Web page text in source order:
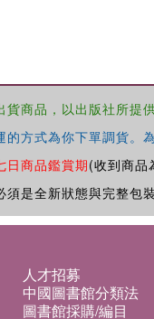
商品，以出版社所提
方式為你下單調貨。
日商品鑑賞期(收到商品
是全新狀態與完整包
人才招募
中國圖書館分類法
圖書館採購/編目